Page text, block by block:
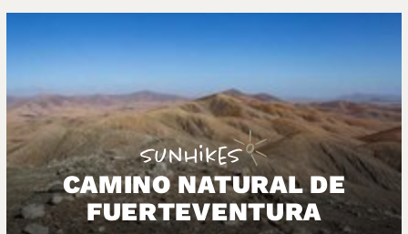
CAMINO NATURAL DE
FUERTEVENTURA